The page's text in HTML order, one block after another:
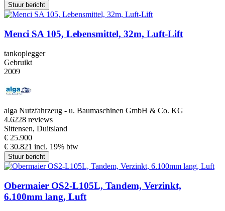
Stuur bericht
Menci SA 105, Lebensmittel, 32m, Luft-Lift
tankoplegger
Gebruikt
2009
alga Nutzfahrzeug - u. Baumaschinen GmbH & Co. KG
4.6228 reviews
Sittensen, Duitsland
€ 25.900
€ 30.821 incl. 19% btw
Stuur bericht
Obermaier OS2-L105L, Tandem, Verzinkt,
6.100mm lang, Luft